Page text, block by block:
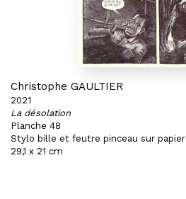
Christophe GAULTIER
2021
La désolation
Planche 48
Stylo bille et feutre pinceau sur papier
29,1 x 21 cm